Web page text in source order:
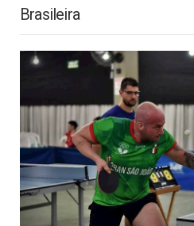
Brasileira